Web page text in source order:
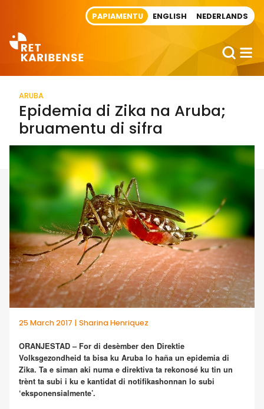
PAPIAMENTU ENGLISH NEDERLANDS
ARUBA
Epidemia di Zika na Aruba;
bruamentu di sifra
25 March 2017 | Sharina Henriquez
ORANJESTAD – For di desèmber den Direktie
Volksgezondheid ta bisa ku Aruba lo haña un epidemia di
Zika. Ta e siman aki numa e direktiva ta rekonosé ku tin un
trènt ta subi i ku e kantidat di notifikashonnan lo subi
‘eksponensialmente’.